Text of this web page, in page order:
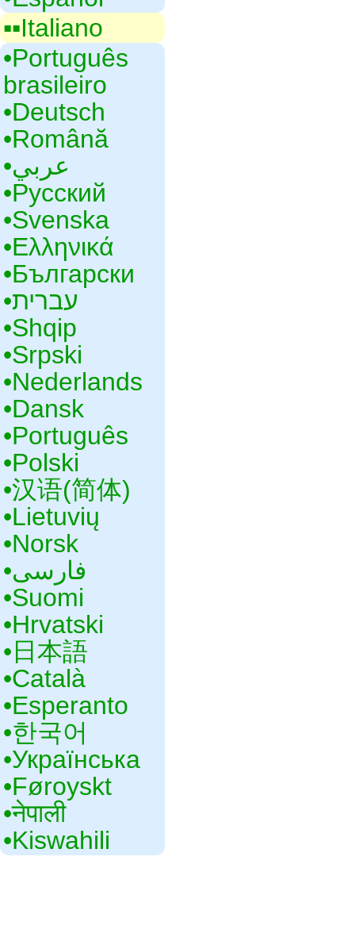
▪▪‎Italiano
•‎Português
brasileiro
•‎Deutsch
•‎Română
•‎عربي
•‎Русский
•‎Svenska
•‎Ελληνικά
•‎Български
•‎עברית
•‎Shqip
•‎Srpski
•‎Nederlands
•‎Dansk
•‎Português
•‎Polski
•‎汉语(简体)
•‎Lietuvių
•‎Norsk
•‎فارسی
•‎Suomi
•‎Hrvatski
•‎日本語
•‎Català
•‎Esperanto
•‎한국어
•‎Українська
•‎Føroyskt
•‎नेपाली
•‎Kiswahili